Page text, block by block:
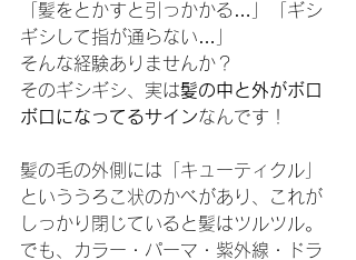
「髪をとかすと引っかかる…」「ギシ
ギシして指が通らない…」
そんな経験ありませんか？
そのギシギシ、実は髪の中と外がボロ
ボロになってるサインなんです！
髪の毛の外側には「キューティクル」
といううろこ状のかべがあり、これが
しっかり閉じていると髪はツルツル。
でも、カラー・パーマ・紫外線・ドラ